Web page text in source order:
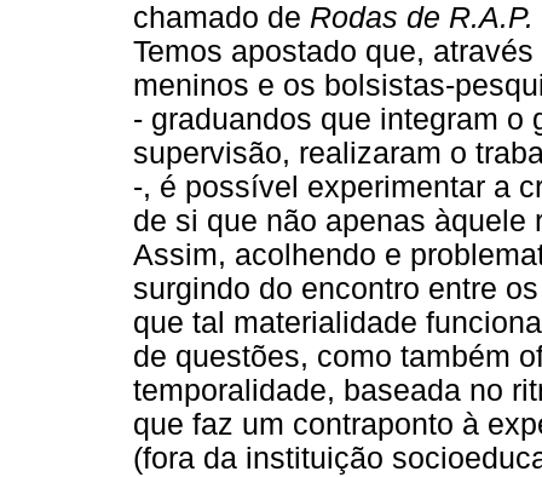
chamado de Rodas de R.A.P.
Temos apostado que,
meninos e os bolsistas-
- graduandos que integram o
supervisão, realizaram o
-, é possível experimentar a
de si que não apenas
Assim, acolhendo e
surgindo do encontro entre
que tal materialidade
de questões, como também
temporalidade, baseada no
que faz um contraponto à
(fora da instituição